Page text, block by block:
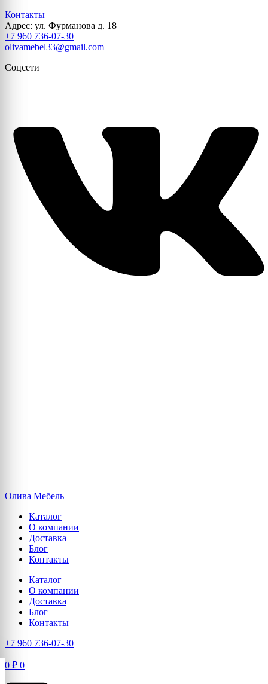
Контакты
Адрес: ул. Фурманова д. 18
+7 960 736-07-30
olivamebel33@gmail.com
Соцсети
Олива Мебель
Каталог
О компании
Доставка
Блог
Контакты
Каталог
О компании
Доставка
Блог
Контакты
+7 960 736-07-30
0 ₽ 0